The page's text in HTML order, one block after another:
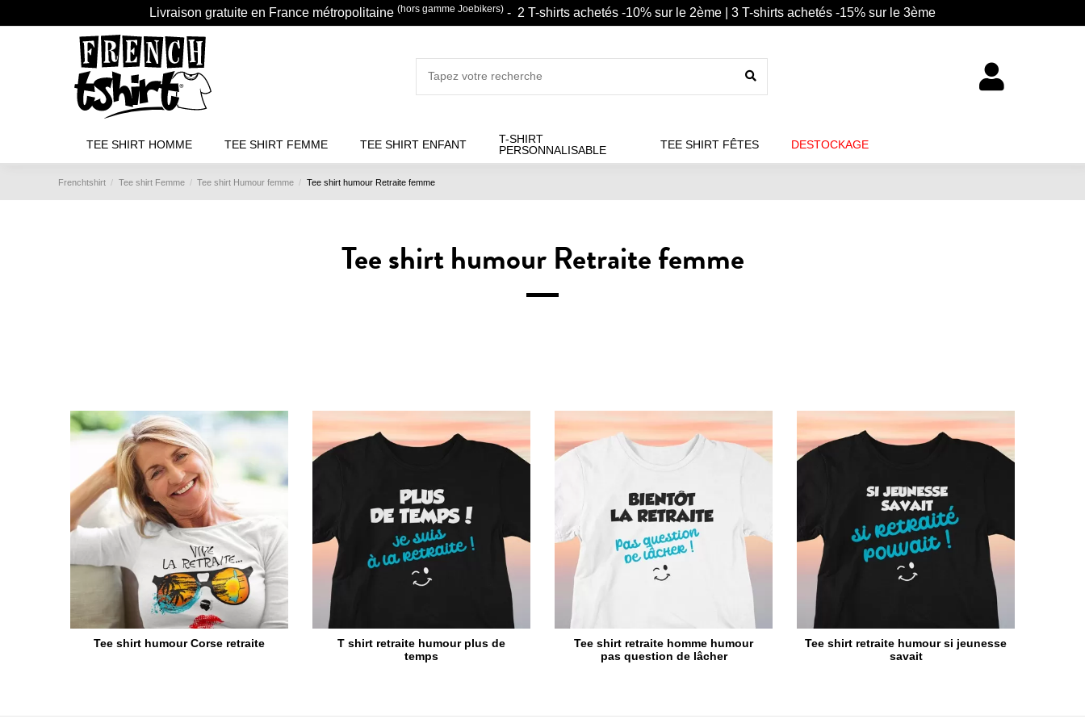
Livraison gratuite en France métropolitaine (hors gamme Joebikers) - 2 T-shirts achetés -10% sur le 2ème | 3 T-shirts achetés -15% sur le 3ème
TEE SHIRT HOMME TEE SHIRT FEMME TEE SHIRT ENFANT
T-SHIRT
PERSONNALISABLE
TEE SHIRT FÊTES DESTOCKAGE
Frenchtshirt Tee shirt Femme Tee shirt Humour femme Tee shirt humour Retraite femme
Tee shirt humour Retraite femme
Tee shirt humour Corse retraite
T shirt retraite humour plus de
temps
Tee shirt retraite homme humour
pas question de lâcher
Tee shirt retraite humour si jeunesse
savait